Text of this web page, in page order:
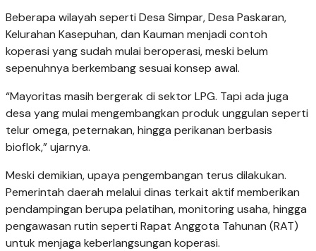
Beberapa wilayah seperti Desa Simpar, Desa Paskaran,
Kelurahan Kasepuhan, dan Kauman menjadi contoh
koperasi yang sudah mulai beroperasi, meski belum
sepenuhnya berkembang sesuai konsep awal.
“Mayoritas masih bergerak di sektor LPG. Tapi ada juga
desa yang mulai mengembangkan produk unggulan seperti
telur omega, peternakan, hingga perikanan berbasis
bioflok,” ujarnya.
Meski demikian, upaya pengembangan terus dilakukan.
Pemerintah daerah melalui dinas terkait aktif memberikan
pendampingan berupa pelatihan, monitoring usaha, hingga
pengawasan rutin seperti Rapat Anggota Tahunan (RAT)
untuk menjaga keberlangsungan koperasi.